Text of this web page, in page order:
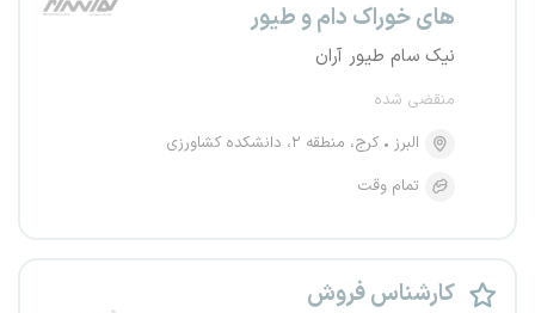
های خوراک دام و طیور
نیک سام طیور آران
منقضی شده
البرز
کرج، منطقه ۲، دانشکده کشاورزی
تمام وقت
کارشناس فروش